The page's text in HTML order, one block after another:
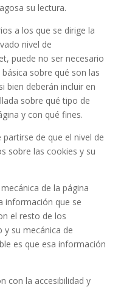
su lectura.
a los que se dirige la
nivel de
puede no ser necesario
sobre qué son las
bien deberán incluir en
sobre qué tipo de
y con qué fines.
de que el nivel de
sobre las cookies y su
de la página
información que se
el resto de los
y su mecánica de
es que esa información
con la accesibilidad y